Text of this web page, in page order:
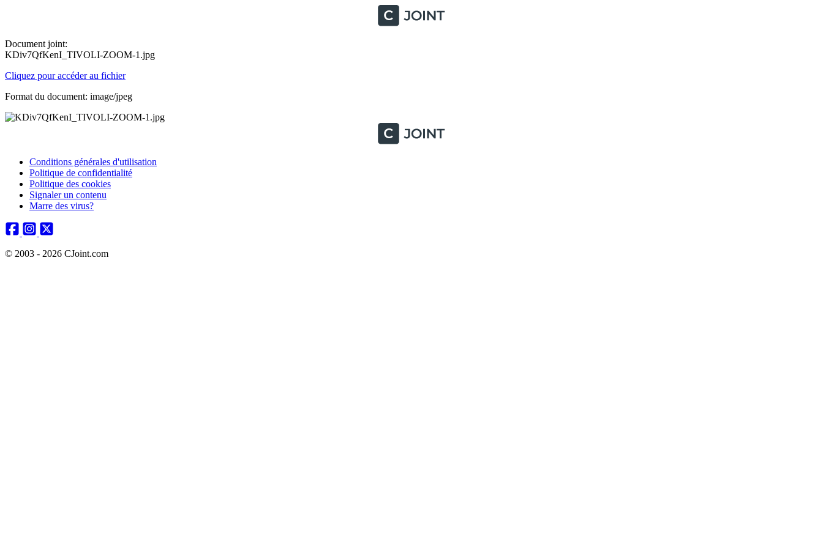
Document joint:
KDiv7QfKenI_TIVOLI-ZOOM-1.jpg
Cliquez pour accéder au fichier
Format du document: image/jpeg
Conditions générales d'utilisation
Politique de confidentialité
Politique des cookies
Signaler un contenu
Marre des virus?
© 2003 - 2026 CJoint.com